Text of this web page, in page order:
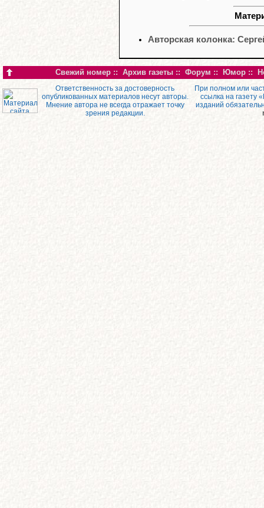
Авторская колонка:
Свежий номер :: Архив газеты :: Форум :: Юмор ::
Ответственность за достоверность
опубликованных материалов несут авторы.
Мнение автора не всегда отражает точку
зрения редакции.
При полном или
ссылка на газету
изданий